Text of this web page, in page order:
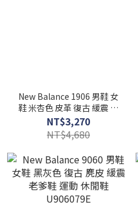
New Balance 1906 男鞋 女
鞋 米杏色 皮革 復古 緩震 透
氣 運動 休閒鞋 U19066KA
NT$3,270
NT$4,680